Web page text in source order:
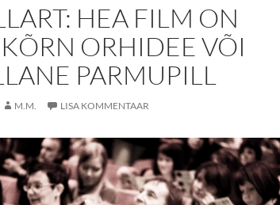
HEA FILM ON
ORHIDEE VÕI
PARMUPILL
M.M. LISA KOMMENTAAR